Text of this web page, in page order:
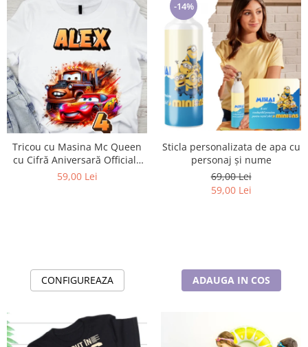
Tricou cu Masina Mc Queen
cu Cifră Aniversară Official|
Cadou Personalizat e-CADOU
59,00 Lei
CONFIGUREAZA
-14%
Sticla personalizata de apa cu
personaj și nume
69,00 Lei
59,00 Lei
ADAUGA IN COS